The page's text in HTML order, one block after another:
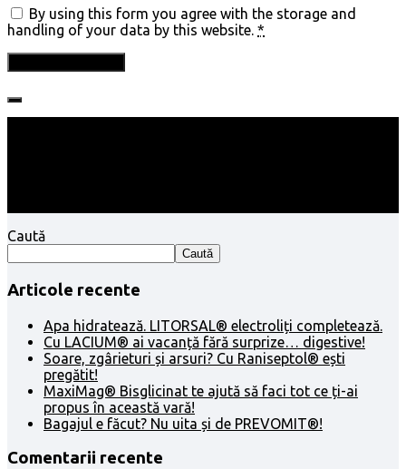
By using this form you agree with the storage and
handling of your data by this website. *
Caută
Caută
Articole recente
Apa hidratează. LITORSAL® electroliți completează.
Cu LACIUM® ai vacanță fără surprize… digestive!
Soare, zgârieturi și arsuri? Cu Raniseptol® ești
pregătit!
MaxiMag® Bisglicinat te ajută să faci tot ce ți-ai
propus în această vară!
Bagajul e făcut? Nu uita și de PREVOMIT®!
Comentarii recente